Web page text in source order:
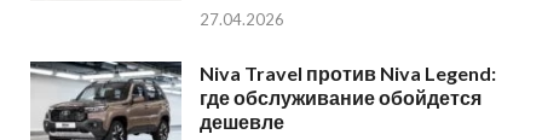
27.04.2026
Niva Travel против Niva Legend:
где обслуживание обойдется
дешевле